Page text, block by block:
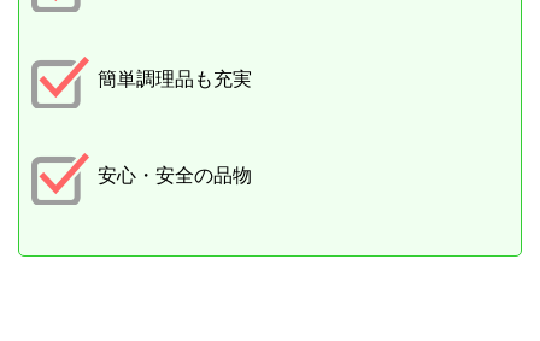
簡単調理品も充実
安心・安全の品物